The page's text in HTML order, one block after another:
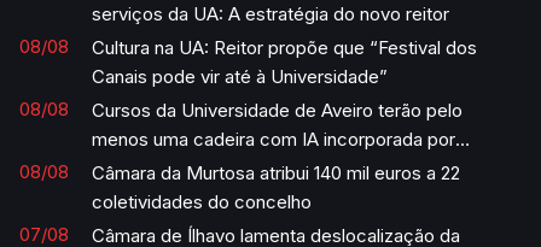
serviços da UA: A estratégia do novo reitor
08/08
Cultura na UA: Reitor propõe que “Festival dos
Canais pode vir até à Universidade”
08/08
Cursos da Universidade de Aveiro terão pelo
menos uma cadeira com IA incorporada por
semestre
08/08
Câmara da Murtosa atribui 140 mil euros a 22
coletividades do concelho
07/08
Câmara de Ílhavo lamenta deslocalização da